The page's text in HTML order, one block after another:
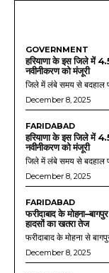
GOVERNMENT
हरियाणा के इस जिले में
नवीनीकरण को मंजूरी
जिले में लंबे समय से बदहाल
December 8, 2025
FARIDABAD
हरियाणा के इस जिले में
नवीनीकरण को मंजूरी
जिले में लंबे समय से बदहाल
December 8, 2025
FARIDABAD
फरीदाबाद के
हादसों का खतरा तेज
फरीदाबाद के मोहना से
December 8, 2025